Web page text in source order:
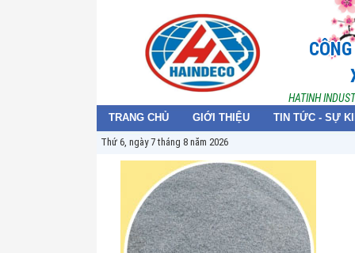
HATINH
TRANG CHỦ GIỚI THIỆU TIN TỨC - SỰ
Thứ 6, ngày 7 tháng 8 năm 2026